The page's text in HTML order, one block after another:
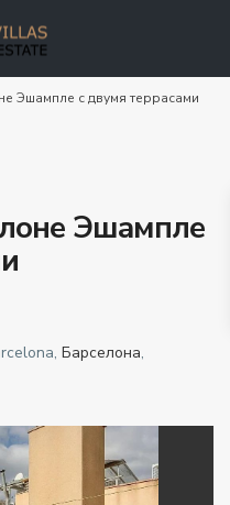
Эшампле с двумя террасами
Эшампле
Барселона,